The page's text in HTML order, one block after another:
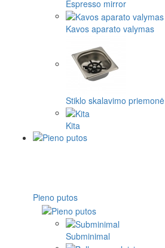
Espresso mirror
Kavos aparato valymas
Stiklo skalavimo priemonė
Kita
Pieno putos
Subminimal